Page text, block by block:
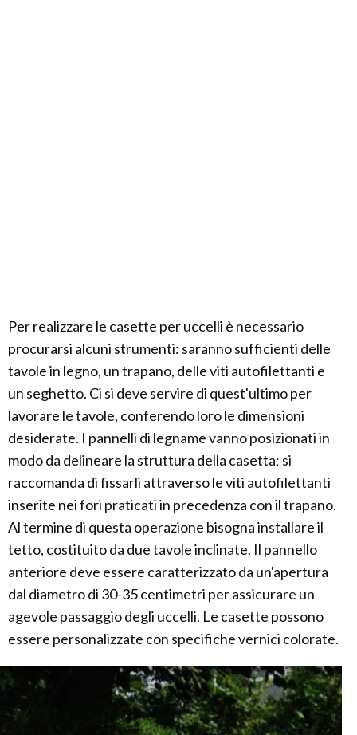
Per realizzare le casette per uccelli è necessario
procurarsi alcuni strumenti: saranno sufficienti delle
tavole in legno, un trapano, delle viti autofilettanti e
un seghetto. Ci si deve servire di quest'ultimo per
lavorare le tavole, conferendo loro le dimensioni
desiderate. I pannelli di legname vanno posizionati in
modo da delineare la struttura della casetta; si
raccomanda di fissarli attraverso le viti autofilettanti
inserite nei fori praticati in precedenza con il trapano.
Al termine di questa operazione bisogna installare il
tetto, costituito da due tavole inclinate. Il pannello
anteriore deve essere caratterizzato da un'apertura
dal diametro di 30-35 centimetri per assicurare un
agevole passaggio degli uccelli. Le casette possono
essere personalizzate con specifiche vernici colorate.